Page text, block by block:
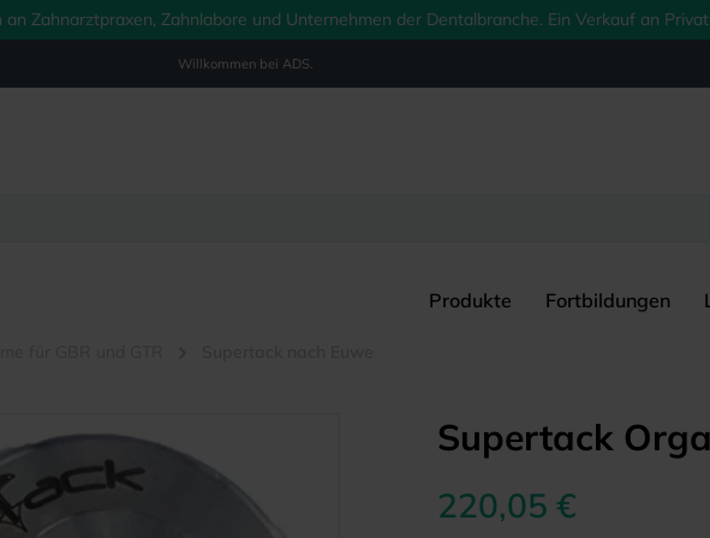
Zahnarztpraxen, Zahnlabore und Unternehmen der Dentalbranche. Ein Verkauf an
Willkommen bei ADS.
Produkte Fortbildungen
Supertack
220,05 €